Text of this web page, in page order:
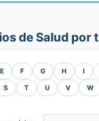
de Salud por
E F G H I
S T U V W